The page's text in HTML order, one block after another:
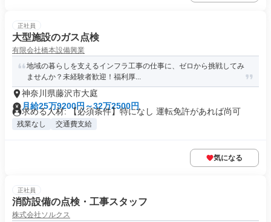
正社員
大型施設のガス点検
有限会社橋本設備興業
地域の暮らしを支えるインフラ工事の仕事に、ゼロから挑戦してみ
ませんか？未経験者歓迎！福利厚...
神奈川県藤沢市大庭
月給25万9200円～32万2500円
求める人材: 【必須条件】特になし 運転免許があれば尚可
残業なし 交通費支給
気になる
正社員
消防設備の点検・工事スタッフ
株式会社ソルクス